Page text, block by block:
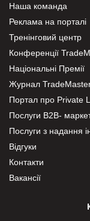
Наша команда
Реклама на порталі
Тренінговий центр
Конференції
Національні Премії
Журнал
Портал про Private
Послуги В2В-
Послуги з надання
Відгуки
Контакти
Вакансії